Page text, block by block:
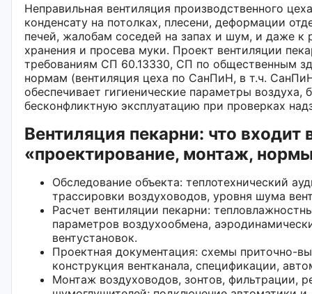
Неправильная вентиляция производственного
конденсату на потолках, плесени, деформации
печей, жалобам соседей на запах и шум, и даже к
хранения и просева муки. Проект вентиляции
требованиям СП 60.13330, СП по общественным
нормам (вентиляция цеха по СанПиН, в т.ч.
обеспечивает гигиенические параметры воздуха,
бесконфликтную эксплуатацию при проверках
Вентиляция пекарни: что входит
«проектирование, монтаж,
Обследование объекта: теплотехнический
трассировки воздуховодов, уровня шума
Расчет вентиляции пекарни:
параметров воздухообмена,
вентустановок.
Проектная документация: схемы приточно-
конструкция вентканала, спецификации,
Монтаж воздуховодов, зонтов, фильтрации,